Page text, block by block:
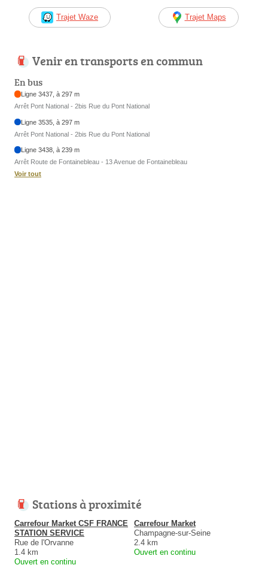
Trajet Waze Trajet Maps
Venir en transports en commun
En bus
Ligne 3437, à 297 m
Arrêt Pont National - 2bis Rue du Pont National
Ligne 3535, à 297 m
Arrêt Pont National - 2bis Rue du Pont National
Ligne 3438, à 239 m
Arrêt Route de Fontainebleau - 13 Avenue de Fontainebleau
Voir tout
Stations à proximité
Carrefour Market CSF FRANCE
STATION SERVICE
Rue de l'Orvanne
1.4 km
Ouvert en continu
Carrefour Market
Champagne-sur-Seine
2.4 km
Ouvert en continu